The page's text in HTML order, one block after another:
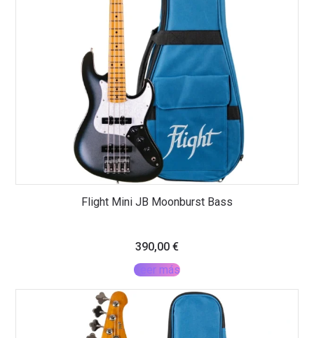
Flight Mini JB Moonburst Bass
390,00 €
Leer más